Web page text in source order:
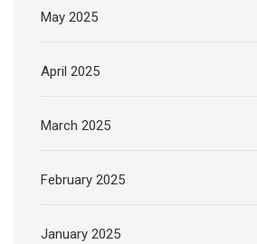
May 2025
April 2025
March 2025
February 2025
January 2025